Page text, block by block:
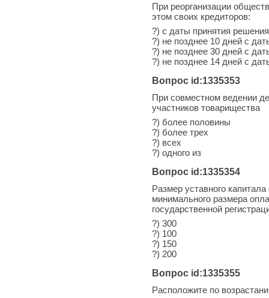
При реорганизации
этом своих кредиторов:
?) с даты принятия
?) не позднее 10 дней с
?) не позднее 30 дней с
?) не позднее 14 дней с
Вопрос id:1335353
При совместном ведении
участников товарищества
?) более половины
?) более трех
?) всех
?) одного из
Вопрос id:1335354
Размер уставного
минимального размера
государственной
?) 300
?) 100
?) 150
?) 200
Вопрос id:1335355
Расположите по